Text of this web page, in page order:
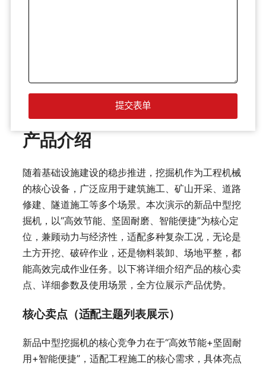
产品介绍
随着基础设施建设的稳步推进，挖掘机作为工程机械
的核心设备，广泛应用于建筑施工、矿山开采、道路
修建、隧道施工等多个场景。本次演示的新品中型挖
掘机，以“高效节能、坚固耐磨、智能便捷”为核心定
位，兼顾动力与经济性，适配多种复杂工况，无论是
土方开挖、破碎作业，还是物料装卸、场地平整，都
能高效完成作业任务。以下将详细介绍产品的核心卖
点、详细参数及使用场景，全方位展示产品优势。
核心卖点（适配主题列表展示）
新品中型挖掘机的核心竞争力在于“高效节能+坚固耐
用+智能便捷”，适配工程施工的核心需求，具体亮点